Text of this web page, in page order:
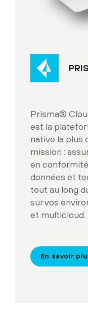
Prisma®
est la
native la plus
mission :
en
données et
tout au long
sur vos
et multicloud.
En savoir